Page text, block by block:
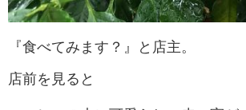
『食べてみます？』と店主。
店前を見ると